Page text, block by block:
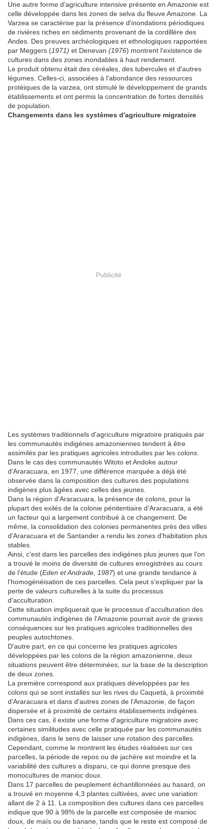
Une autre forme d'agriculture intensive présente en Amazonie est
celle développée dans les zones de selva du fleuve Amazone. La
Varzea se caractérise par la présence d'inondations périodiques
de rivières riches en sédiments provenant de la cordillère des
Andes. Des preuves archéologiques et ethnologiques rapportées
par Meggers (1971) et Denevan (1976) montrent l'existence de
cultures dans des zones inondables à haut rendement.
Le produit obtenu était des céréales, des tubercules et d'autres
légumes. Celles-ci, associées à l'abondance des ressources
protéiques de la varzea, ont stimulé le développement de grands
établissements et ont permis la concentration de fortes densités
de population.
Changements dans les systèmes d'agriculture migratoire
Publicité
Les systèmes traditionnels d'agriculture migratoire pratiqués par
les communautés indigènes amazoniennes tendent à être
assimilés par les pratiques agricoles introduites par les colons.
Dans le cas des communautés Witoto et Andoke autour
d'Araracuara, en 1977, une différence marquée a déjà été
observée dans la composition des cultures des populations
indigènes plus âgées avec celles des jeunes.
Dans la région d'Araracuara, la présence de colons, pour la
plupart des exilés de la colonie pénitentiaire d'Araracuara, a été
un facteur qui a largement contribué à ce changement. De
même, la consolidation des colonies permanentes près des villes
d'Araracuara et de Santander a rendu les zones d'habitation plus
stables.
Ainsi, c'est dans les parcelles des indigènes plus jeunes que l'on
a trouvé le moins de diversité de cultures enregistrées au cours
de l'étude (Eden et Andrade, 1987) et une grande tendance à
l'homogénéisation de ces parcelles. Cela peut s'expliquer par la
perte de valeurs culturelles à la suite du processus
d'acculturation.
Cette situation impliquerait que le processus d'acculturation des
communautés indigènes de l'Amazonie pourrait avoir de graves
conséquences sur les pratiques agricoles traditionnelles des
peuples autochtones.
D'autre part, en ce qui concerne les pratiques agricoles
développées par les colons de la région amazonienne, deux
situations peuvent être déterminées, sur la base de la description
de deux zones.
La première correspond aux pratiques développées par les
colons qui se sont installés sur les rives du Caquetá, à proximité
d'Araracuara et dans d'autres zones de l'Amazonie, de façon
dispersée et à proximité de certains établissements indigènes.
Dans ces cas, il existe une forme d'agriculture migratoire avec
certaines similitudes avec celle pratiquée par les communautés
indigènes, dans le sens de laisser une rotation des parcelles.
Cependant, comme le montrent les études réalisées sur ces
parcelles, la période de repos ou de jachère est moindre et la
variabilité des cultures a disparu, ce qui donne presque des
monocultures de manioc doux.
Dans 17 parcelles de peuplement échantillonnées au hasard, on
a trouvé en moyenne 4,3 plantes cultivées, avec une variation
allant de 2 à 11. La composition des cultures dans ces parcelles
indique que 90 à 98% de la parcelle est composée de manioc
doux, de maïs ou de banane, tandis que le reste est composé de